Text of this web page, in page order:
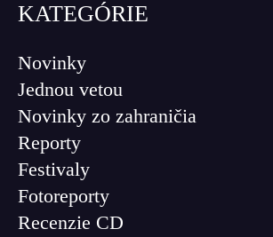
KATEGÓRIE
Novinky
Jednou vetou
Novinky zo zahraničia
Reporty
Festivaly
Fotoreporty
Recenzie CD